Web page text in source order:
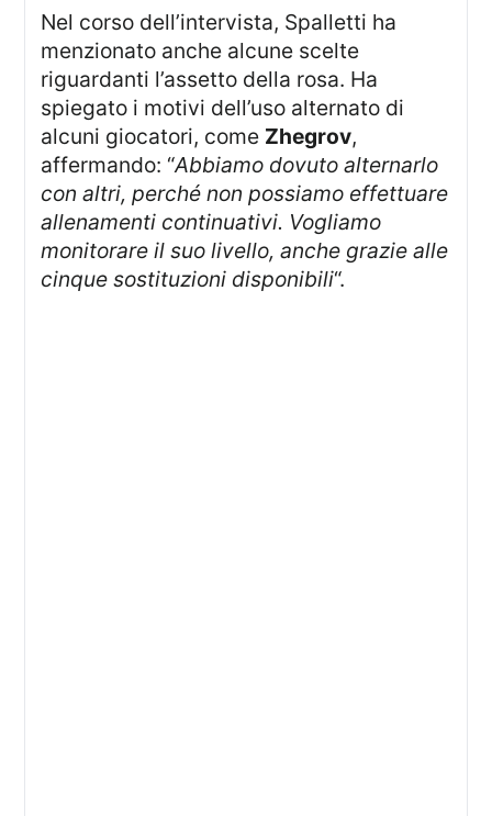
Nel corso dell’intervista, Spalletti ha
menzionato anche alcune scelte
riguardanti l’assetto della rosa. Ha
spiegato i motivi dell’uso alternato di
alcuni giocatori, come Zhegrov,
affermando: “Abbiamo dovuto alternarlo
con altri, perché non possiamo effettuare
allenamenti continuativi. Vogliamo
monitorare il suo livello, anche grazie alle
cinque sostituzioni disponibili“.